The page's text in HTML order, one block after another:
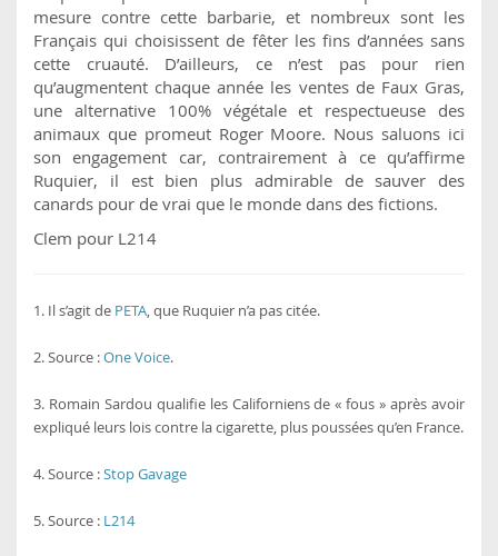
mesure contre cette barbarie, et nombreux sont les
Français qui choisissent de fêter les fins d’années sans
cette cruauté. D’ailleurs, ce n’est pas pour rien
qu’augmentent chaque année les ventes de Faux Gras,
une alternative 100% végétale et respectueuse des
animaux que promeut Roger Moore. Nous saluons ici
son engagement car, contrairement à ce qu’affirme
Ruquier, il est bien plus admirable de sauver des
canards pour de vrai que le monde dans des fictions.
Clem pour L214
1. Il s’agit de PETA, que Ruquier n’a pas citée.
2. Source :One Voice.
3. Romain Sardou qualifie les Californiens de « fous » après avoir
expliqué leurs lois contre la cigarette, plus poussées qu’en France.
4. Source :Stop Gavage
5. Source : L214